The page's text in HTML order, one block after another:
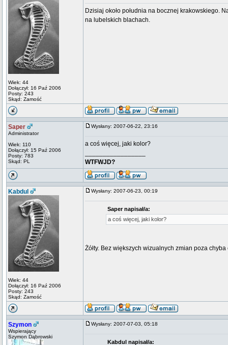
Wiek: 44
Dołączył: 16 Paź 2006
Posty: 243
Skąd: Zamość
Dzisiaj około południa na bocznej krakowskiego.
na lubelskich blachach.
Saper
Administrator
Wiek: 110
Dołączył: 15 Paź 2006
Posty: 783
Skąd: PL
Wysłany: 2007-06-22, 23:16
a coś więcej, jaki kolor?
WTFWJD?
Kabdul
Wiek: 44
Dołączył: 16 Paź 2006
Posty: 243
Skąd: Zamość
Wysłany: 2007-06-23, 00:19
Saper napisał/a:
a coś więcej, jaki kolor?
Żółty. Bez większych wizualnych zmian poza
Szymon
Wspierający
Szymon Dąbrowski
Wysłany: 2007-07-03, 05:18
Kabdul napisał/a: